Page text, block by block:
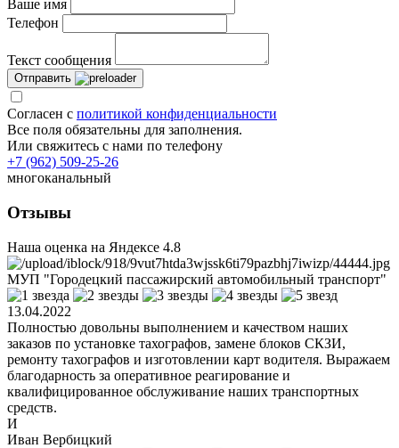
Ваше имя
Телефон
Текст сообщения
Отправить
Согласен с политикой конфиденциальности
Все поля обязательны для заполнения.
Или свяжитесь с нами по телефону
+7 (962) 509-25-26
многоканальный
Отзывы
Наша оценка на Яндексе 4.8
МУП "Городецкий пассажирский автомобильный транспорт"
13.04.2022
Полностью довольны выполнением и качеством наших
заказов по установке тахографов, замене блоков СКЗИ,
ремонту тахографов и изготовлении карт водителя. Выражаем
благодарность за оперативное реагирование и
квалифицированное обслуживание наших транспортных
средств.
И
Иван Вербицкий